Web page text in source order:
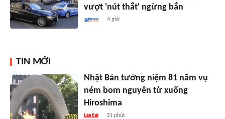
vượt 'nút thắt' ngừng bắn
4 giờ
TIN MỚI
Nhật Bản tưởng niệm 81 năm vụ
ném bom nguyên tử xuống
Hiroshima
31 phút